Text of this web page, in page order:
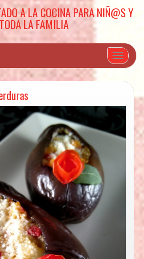
A LA COCINA PARA NIÑ@S Y
LA FAMILIA
Cambiar